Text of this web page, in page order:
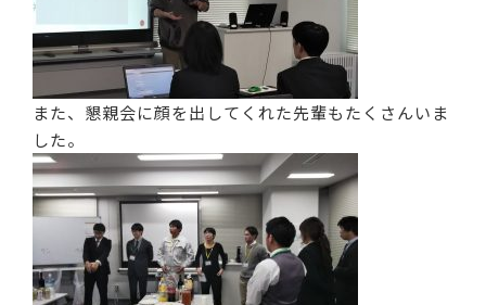
また、懇親会に顔を出してくれた先輩もたくさんいま
した。